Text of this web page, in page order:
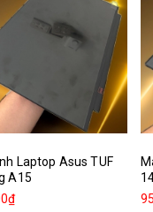
Laptop Asus TUF
A15